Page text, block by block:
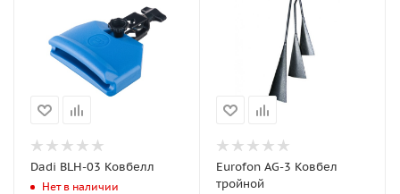
Dadi BLH-03 Ковбелл
Нет в наличии
Eurofon AG-3 Ковбел
тройной